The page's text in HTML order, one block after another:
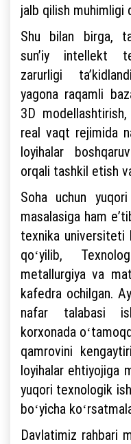
jalb qilish muhimligi
Shu bilan birga,
sunʼiy intellekt
zarurligi
yagona raqamli
3D
real vaqt rejimida
loyihalar
orqali tashkil etish
Soha uchun
masalasiga ham
texnika universiteti
qoʻyilib,
metallurgiya va
kafedra ochilgan.
nafar talabasi
korxonada
qamrovini
loyihalar ehtiyojiga
yuqori texnologik
boʻyicha
Davlatimiz rahbari